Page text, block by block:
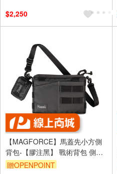
$2,250
【MAGFORCE】馬蓋先小方側
背包-【膠注黑】 戰術背包 側背
包 單肩包 台灣製
贈OPENPOINT